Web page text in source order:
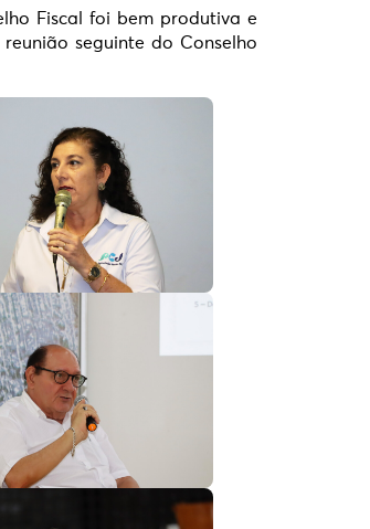
Fiscal foi bem produtiva e
seguinte do Conselho